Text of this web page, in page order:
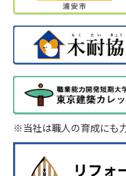
※当社は職人の育成にも